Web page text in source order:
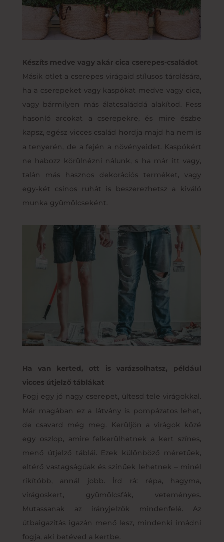
Készíts medve vagy akár cica cserepes-családot
Másik ötlet a cserepes virágaid stílusos tárolására,
ha a cserepeket vagy kaspókat medve vagy cica,
vagy bármilyen más álatcsaláddá alakítod. Fess
hasonló arcokat a cserepekre, és mire észbe
kapsz, egész vicces család hordja majd ha nem is
a tenyerén, de a fején a növényeidet. Kaspókért
ne habozz körülnézni nálunk, s ha már itt vagy,
talán más hasznos dekorációs terméket, vagy
egy-két csinos ruhát is beszerezhetsz a kiváló
munka gyümölcseként.
Ha van kerted, ott is varázsolhatsz, például
vicces útjelző táblákat
Fogj egy jó nagy cserepet, ültesd tele virágokkal.
Már magában ez a látvány is pompázatos lehet,
de csavard még meg. Kerüljön a virágok közé
egy oszlop, amire felkerülhetnek a kert színes,
menő útjelző táblái. Ezek különböző méretűek,
eltérő vastagságúak és színűek lehetnek – minél
rikítóbb, annál jobb. Írd rá: répa, hagyma,
virágoskert, gyümölcsfák, veteményes.
Mutassanak az irányjelzők mindenfelé. Az
útbaigazítás igazán menő lesz, mindenki imádni
fogja, aki betéved a kertbe.